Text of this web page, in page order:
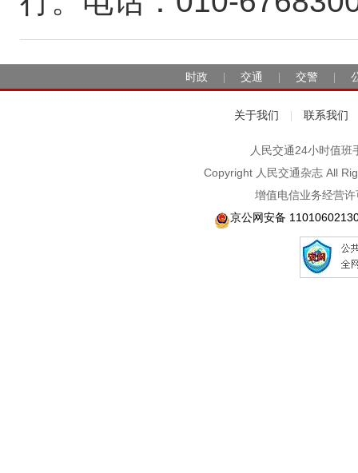
时政 交通 交警
关于我们 联系我们
人民交通24小时值
Copyright 人民交通杂志 All
增值电信业务经营
京公网安备